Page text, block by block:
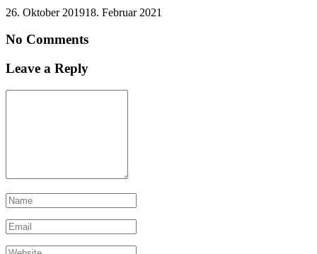
26. Oktober 201918. Februar 2021
No Comments
Leave a Reply